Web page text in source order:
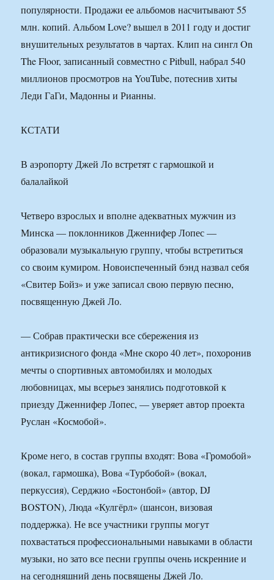
популярности. Продажи ее альбомов насчитывают 55
млн. копий. Альбом Love? вышел в 2011 году и достиг
внушительных результатов в чартах. Клип на сингл On
The Floor, записанный совместно с Pitbull, набрал 540
миллионов просмотров на YouTube, потеснив хиты
Леди ГаГи, Мадонны и Рианны.
КСТАТИ
В аэропорту Джей Ло встретят с гармошкой и
балалайкой
Четверо взрослых и вполне адекватных мужчин из
Минска — поклонников Дженнифер Лопес —
образовали музыкальную группу, чтобы встретиться
со своим кумиром. Новоиспеченный бэнд назвал себя
«Свитер Бойз» и уже записал свою первую песню,
посвященную Джей Ло.
— Собрав практически все сбережения из
антикризисного фонда «Мне скоро 40 лет», похоронив
мечты о спортивных автомобилях и молодых
любовницах, мы всерьез занялись подготовкой к
приезду Дженнифер Лопес, — уверяет автор проекта
Руслан «Космобой».
Кроме него, в состав группы входят: Вова «Громобой»
(вокал, гармошка), Вова «Турбобой» (вокал,
перкуссия), Серджио «Бостонбой» (автор, DJ
BOSTON), Люда «Кулгёрл» (шансон, визовая
поддержка). Не все участники группы могут
похвастаться профессиональными навыками в области
музыки, но зато все песни группы очень искренние и
на сегодняшний день посвящены Джей Ло.